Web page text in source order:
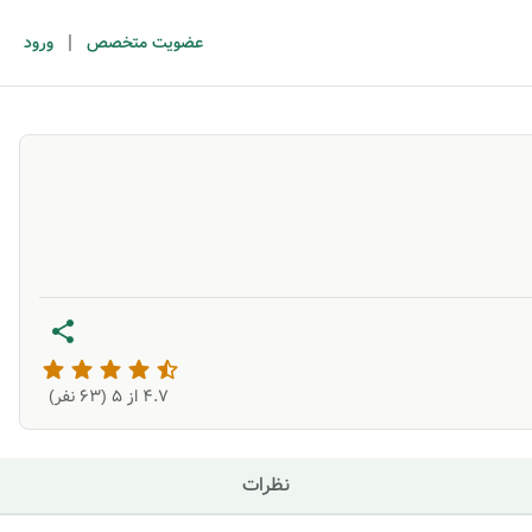
عضویت متخصص | ورود
4.7 از ۵ ( 63 نفر)
نظرات